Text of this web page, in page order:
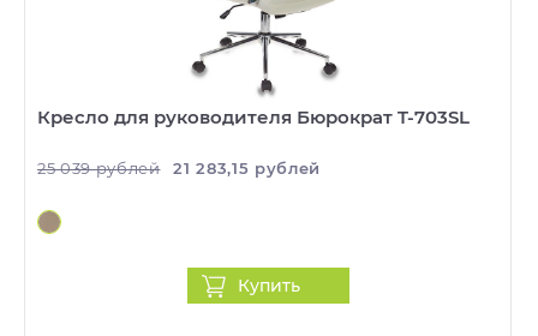
Кресло для руководителя Бюрократ T-703SL
25 039 рублей 21 283,15 рублей
Купить